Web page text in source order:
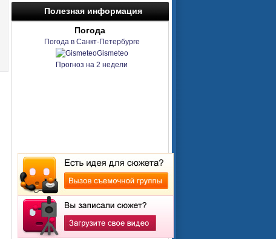
Полезная информация
Погода
Погода в Санкт-Петербурге
Gismeteo
Прогноз на 2 недели